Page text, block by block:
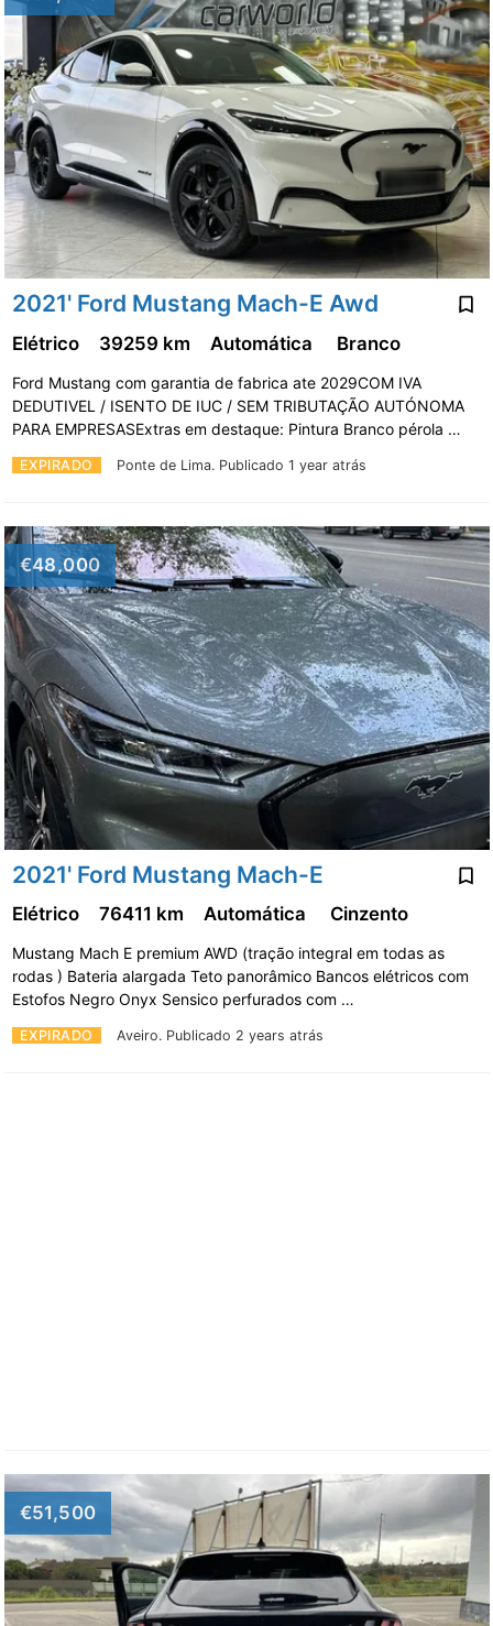
2021' Ford Mustang Mach-E Awd
EXPIRADO Ponte de Lima. Publicado 1 year atrás
Elétrico 39259 km Automática Branco
Ford Mustang com garantia de fabrica ate 2029COM IVA
DEDUTIVEL / ISENTO DE IUC / SEM TRIBUTAÇÃO AUTÓNOMA
PARA EMPRESASExtras em destaque: Pintura Branco pérola …
€48,000
2021' Ford Mustang Mach-E
EXPIRADO Aveiro. Publicado 2 years atrás
Elétrico 76411 km Automática Cinzento
Mustang Mach E premium AWD (tração integral em todas as
rodas ) Bateria alargada Teto panorâmico Bancos elétricos com
Estofos Negro Onyx Sensico perfurados com …
€51,500